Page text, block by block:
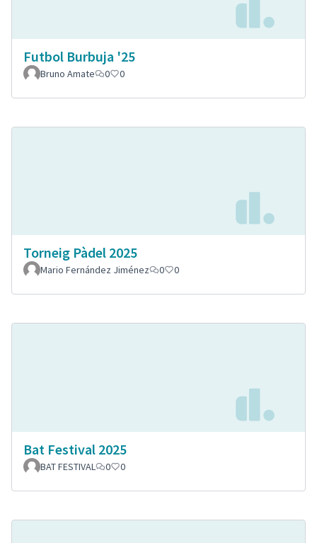
Futbol Burbuja '25
Bruno Amate 0 0
Torneig Pàdel 2025
Mario Fernández Jiménez 0 0
Bat Festival 2025
BAT FESTIVAL 0 0